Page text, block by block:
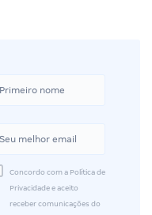
Concordo com a Política de
Privacidade e aceito
receber comunicações do